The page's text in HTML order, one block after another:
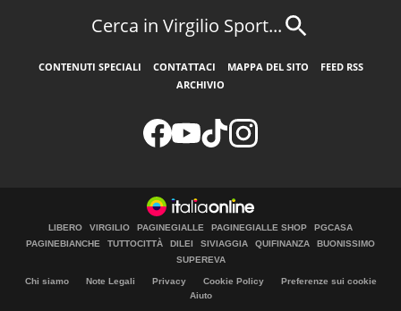
Cerca in Virgilio Sport...
CONTENUTI SPECIALI CONTATTACI MAPPA DEL SITO
FEED RSS
ARCHIVIO
LIBERO VIRGILIO PAGINEGIALLE PAGINEGIALLE SHOP
PGCASA
PAGINEBIANCHE
TUTTOCITTÀ DILEI SIVIAGGIA QUIFINANZA
BUONISSIMO
SUPEREVA
Chi siamo Note Legali Privacy Cookie Policy
Preferenze sui cookie
Aiuto